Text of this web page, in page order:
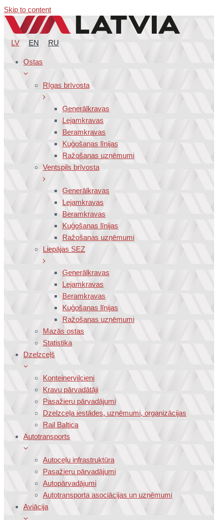
Skip to content
LV EN RU
Ostas
Rīgas brīvosta
Ģenerālkravas
Lejamkravas
Beramkravas
Kuģošanas līnijas
Ražošanas uzņēmumi
Ventspils brīvosta
Ģenerālkravas
Lejamkravas
Beramkravas
Kuģošanas līnijas
Ražošanas uzņēmumi
Liepājas SEZ
Ģenerālkravas
Lejamkravas
Beramkravas
Kuģošanas līnijas
Ražošanas uzņēmumi
Mazās ostas
Statistika
Dzelzceļš
Konteinervilcieni
Kravu pārvadātāji
Pasažieru pārvadājumi
Dzelzceļa iestādes, uzņēmumi, organizācijas
Rail Baltica
Autotransports
Autoceļu infrastruktūra
Pasažieru pārvadājumi
Autopārvadājumi
Autotransporta asociācijas un uzņēmumi
Aviācija